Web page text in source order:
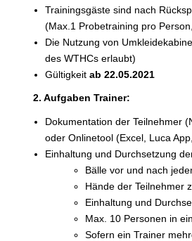
Trainingsgäste sind nach
(Max.1 Probetraining pro
Die Nutzung von
des WTHCs erlaubt)
Gültigkeit ab 22.05.2021
2. Aufgaben Trainer:
Dokumentation der Teilnehmer
oder Onlinetool (Excel, Luca
Einhaltung und Durchsetzung
Bälle vor und nach
Hände der Teilnehmer
Einhaltung und
Max. 10 Personen in
Sofern ein Trainer